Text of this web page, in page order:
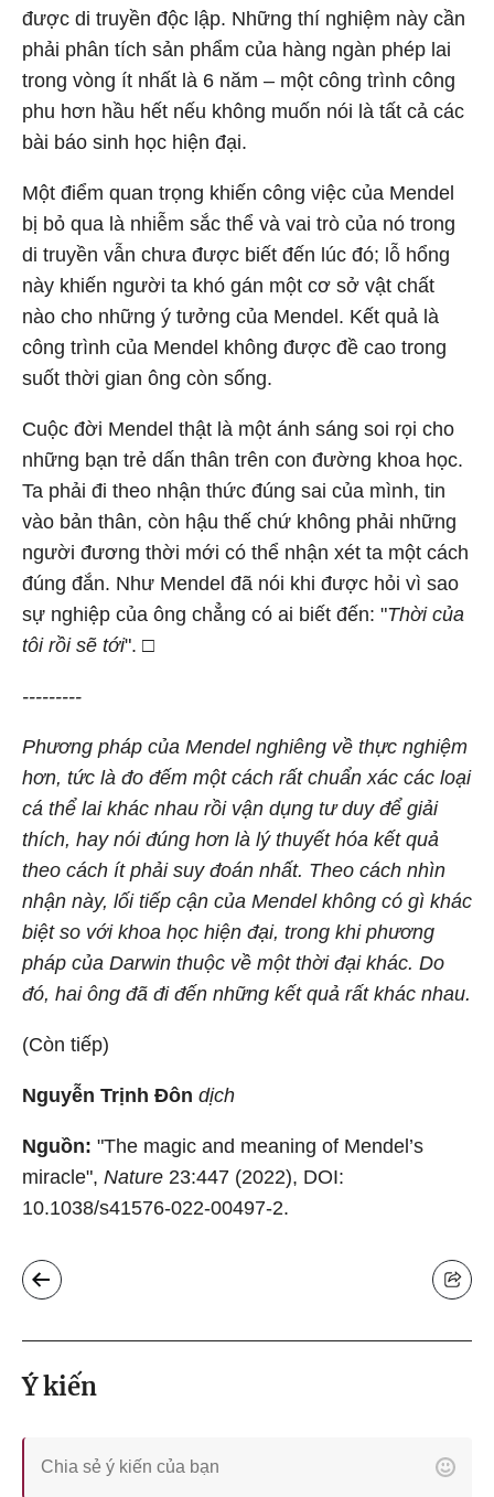
được di truyền độc lập. Những thí nghiệm này cần
phải phân tích sản phẩm của hàng ngàn phép lai
trong vòng ít nhất là 6 năm – một công trình công
phu hơn hầu hết nếu không muốn nói là tất cả các
bài báo sinh học hiện đại.
Một điểm quan trọng khiến công việc của Mendel
bị bỏ qua là nhiễm sắc thể và vai trò của nó trong
di truyền vẫn chưa được biết đến lúc đó; lỗ hổng
này khiến người ta khó gán một cơ sở vật chất
nào cho những ý tưởng của Mendel. Kết quả là
công trình của Mendel không được đề cao trong
suốt thời gian ông còn sống.
Cuộc đời Mendel thật là một ánh sáng soi rọi cho
những bạn trẻ dấn thân trên con đường khoa học.
Ta phải đi theo nhận thức đúng sai của mình, tin
vào bản thân, còn hậu thế chứ không phải những
người đương thời mới có thể nhận xét ta một cách
đúng đắn. Như Mendel đã nói khi được hỏi vì sao
sự nghiệp của ông chẳng có ai biết đến: "Thời của
tôi rồi sẽ tới". □
---------
Phương pháp của Mendel nghiêng về thực nghiệm
hơn, tức là đo đếm một cách rất chuẩn xác các loại
cá thể lai khác nhau rồi vận dụng tư duy để giải
thích, hay nói đúng hơn là lý thuyết hóa kết quả
theo cách ít phải suy đoán nhất. Theo cách nhìn
nhận này, lối tiếp cận của Mendel không có gì khác
biệt so với khoa học hiện đại, trong khi phương
pháp của Darwin thuộc về một thời đại khác. Do
đó, hai ông đã đi đến những kết quả rất khác nhau.
(Còn tiếp)
Nguyễn Trịnh Đôn dịch
Nguồn: "The magic and meaning of Mendel’s
miracle", Nature 23:447 (2022), DOI:
10.1038/s41576-022-00497-2.
Ý kiến